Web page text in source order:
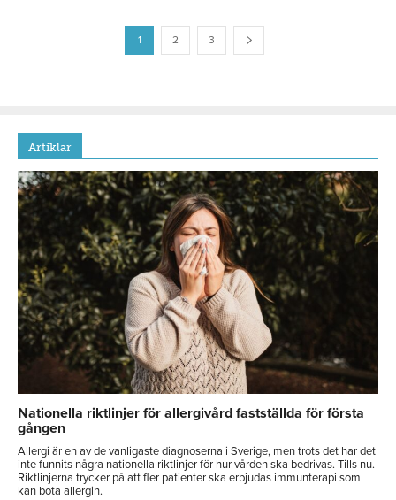
1 2 3
Artiklar
Nationella riktlinjer för allergivård fastställda för första
gången
Allergi är en av de vanligaste diagnoserna i Sverige, men trots det har det
inte funnits några nationella riktlinjer för hur vården ska bedrivas. Tills nu.
Riktlinjerna trycker på att fler patienter ska erbjudas immunterapi som
kan bota allergin.